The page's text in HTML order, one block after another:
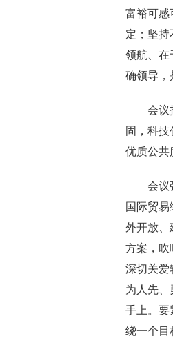
富裕可感
定；坚持
领航、在
确领导，
会议指
固，科
优质公共
会议强
国际贸
外开放、
方案，吹
深切关爱
为人先、
手上。要
绕一个目